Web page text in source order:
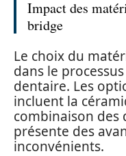
Impact des
bridge
Le choix du
dans le
dentaire. Les
incluent la
combinaison des
présente des
inconvénients.